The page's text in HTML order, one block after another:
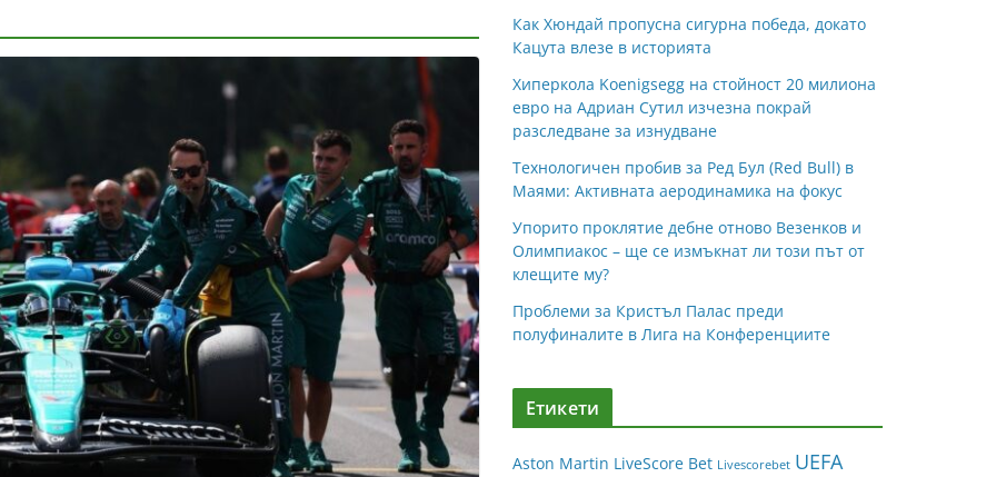
Как Хюндай пропусна сигурна победа, докато
Кацута влезе в историята
Хиперкола Koenigsegg на стойност 20 милиона
евро на Адриан Сутил изчезна покрай
разследване за изнудване
Технологичен пробив за Ред Бул (Red Bull) в
Маями: Активната аеродинамика на фокус
Упорито проклятие дебне отново Везенков и
Олимпиакос – ще се измъкнат ли този път от
клещите му?
Проблеми за Кристъл Палас преди
полуфиналите в Лига на Конференциите
Етикети
Aston Martin LiveScore Bet Livescorebet UEFA